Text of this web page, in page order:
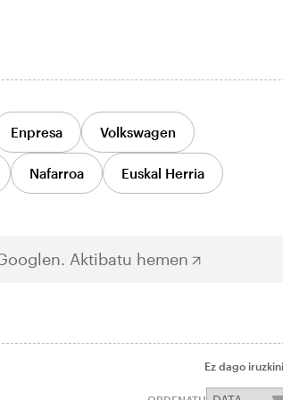
Enpresa Volkswagen
Nafarroa Euskal Herria
Aktibatu hemen
Ez dago